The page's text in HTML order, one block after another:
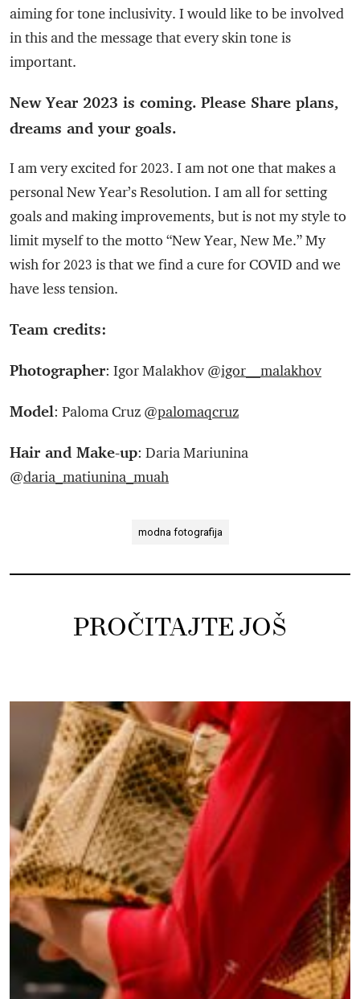
aiming for tone inclusivity. I would like to be involved
in this and the message that every skin tone is
important.
New Year 2023 is coming. Please Share plans,
dreams and your goals.
I am very excited for 2023. I am not one that makes a
personal New Year’s Resolution. I am all for setting
goals and making improvements, but is not my style to
limit myself to the motto “New Year, New Me.” My
wish for 2023 is that we find a cure for COVID and we
have less tension.
Team credits:
Photographer: Igor Malakhov @igor__malakhov
Model: Paloma Cruz @palomaqcruz
Hair and Make-up: Daria Mariunina
@daria_matiunina_muah
modna fotografija
PROČITAJTE JOŠ